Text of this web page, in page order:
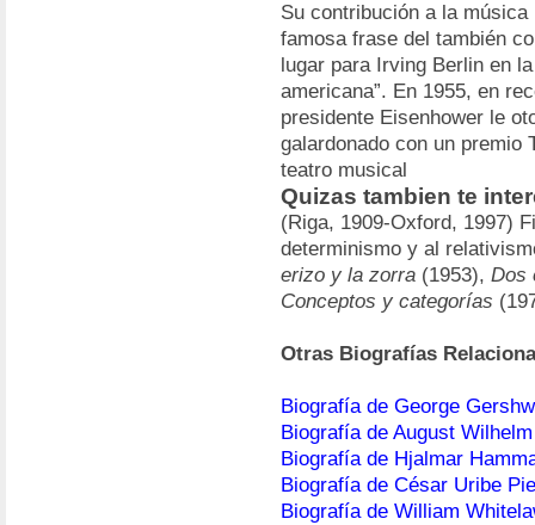
Su contribución a la
famosa frase del también
lugar para Irving Berlin en
americana”. En 1955, en
presidente Eisenhower le
galardonado con un premio
teatro musical
Quizas tambien te
(Riga, 1909-Oxford, 1997)
determinismo y al
erizo y la zorra (1953), Dos
Conceptos y categorías
Otras Biografías
Biografía de George
Biografía de August
Biografía de Hjalmar
Biografía de César Uribe
Biografía de William